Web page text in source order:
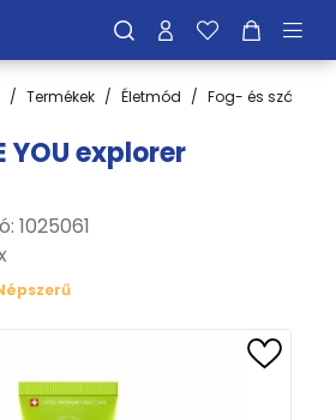
Termékek Életmód Fog- és
YOU explorer
1025061